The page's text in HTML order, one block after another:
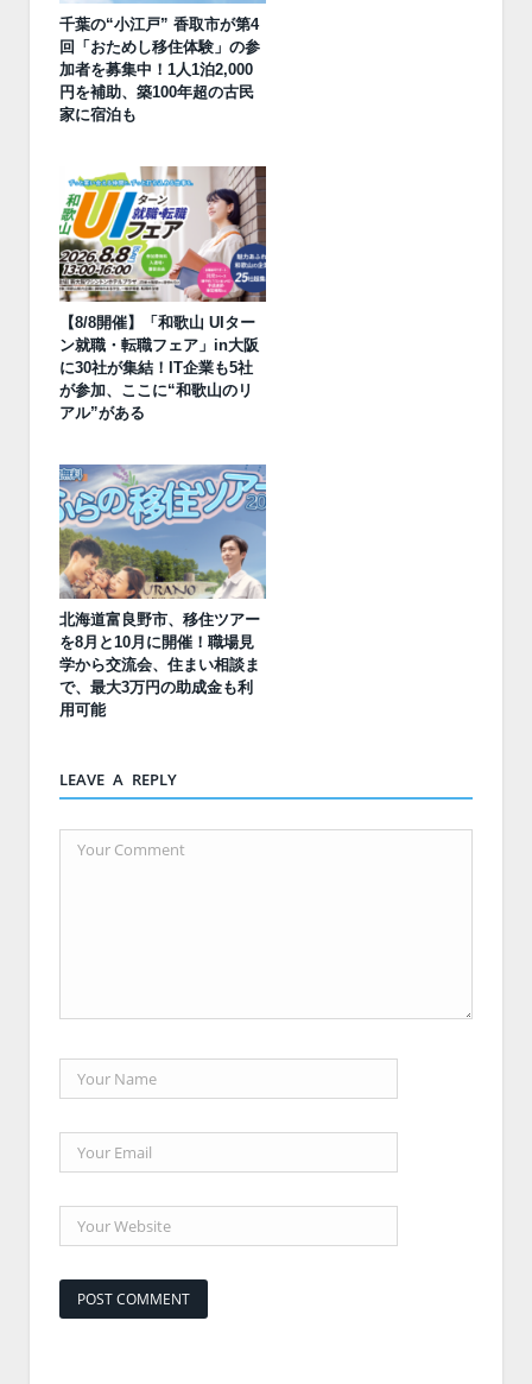
千葉の“小江戸” 香取市が第4
回「おためし移住体験」の参
加者を募集中！1人1泊2,000
円を補助、築100年超の古民
家に宿泊も
【8/8開催】「和歌山 UIター
ン就職・転職フェア」in大阪
に30社が集結！IT企業も5社
が参加、ここに“和歌山のリ
アル”がある
北海道富良野市、移住ツアー
を8月と10月に開催！職場見
学から交流会、住まい相談ま
で、最大3万円の助成金も利
用可能
LEAVE A REPLY